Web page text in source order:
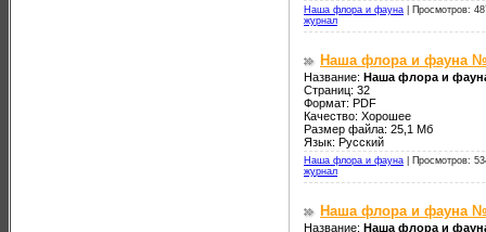
Наша флора и фауна
Просмотров:
журнал
Наша флора и фауна
Название: Наша флора и
Страниц: 32
Формат: PDF
Качество: Хорошее
Размер файла: 25,1 Мб
Язык: Русский
Наша флора и фауна
Просмотров:
журнал
Наша флора и фауна
Название: Наша флора и